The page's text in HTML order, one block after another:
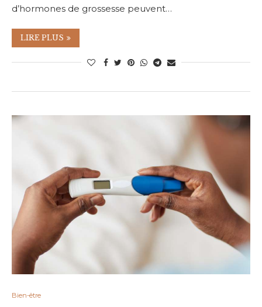
d’hormones de grossesse peuvent…
LIRE PLUS
Bien-être